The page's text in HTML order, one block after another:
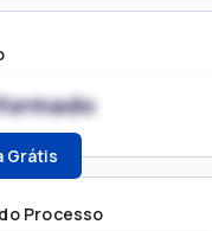
Grátis
Processo